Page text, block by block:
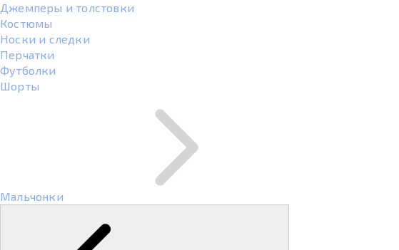
Джемперы и толстовки
Костюмы
Носки и следки
Перчатки
Футболки
Шорты
Мальчонки